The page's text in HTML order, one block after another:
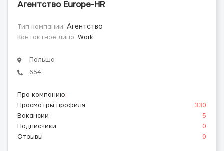
Агентство Europe-HR
Тип компании: Агентство
Контактное лицо: Work
Польша
654
Про компанию:
Просмотры профиля
330
Вакансии
5
Подписчики
0
Отзывы
0